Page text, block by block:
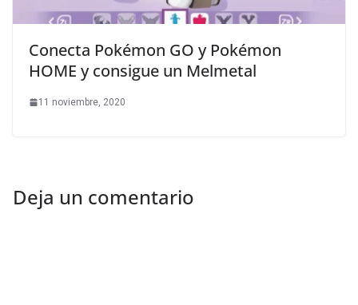
Conecta Pokémon GO y Pokémon
HOME y consigue un Melmetal
11 noviembre, 2020
Deja un comentario